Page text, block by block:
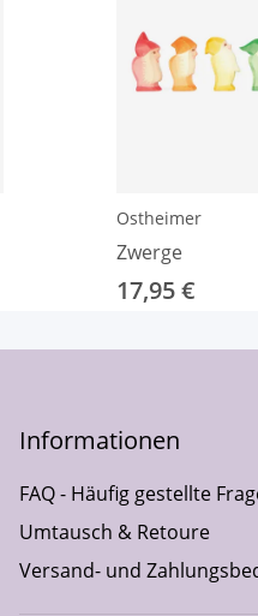
Ostheimer
Zwerge
17,95 €
Informationen
FAQ - Häufig gestellte
Umtausch & Retoure
Versand- und